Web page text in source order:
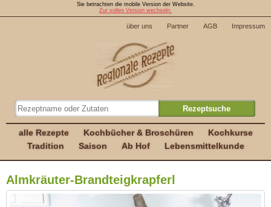
Sie betrachten die mobile Version der Website.
Zur vollen Version wechseln.
über uns Partner AGB Impressum
alle Rezepte Kochbücher & Broschüren
Kochkurse
Tradition
Saison Ab Hof Lebensmittelkunde
Almkräuter-Brandteigkrapferl